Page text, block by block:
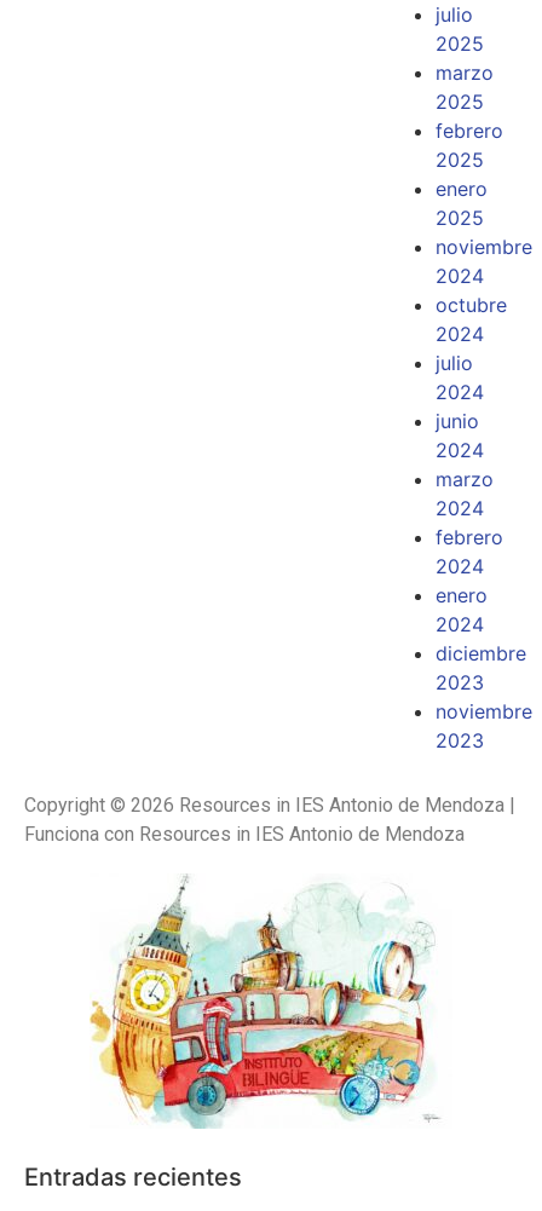
julio
2025
marzo
2025
febrero
2025
enero
2025
noviembre
2024
octubre
2024
julio
2024
junio
2024
marzo
2024
febrero
2024
enero
2024
diciembre
2023
noviembre
2023
Copyright © 2026 Resources in IES Antonio de Mendoza |
Funciona con Resources in IES Antonio de Mendoza
Entradas recientes